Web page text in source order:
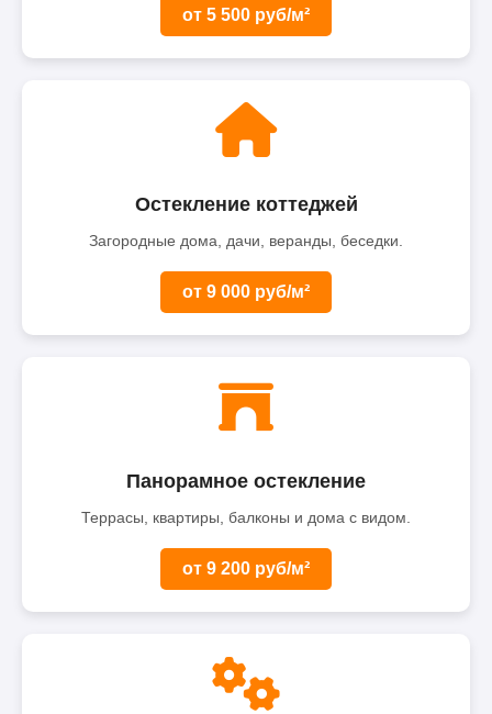
от 5 500 руб/м²
Остекление коттеджей
Загородные дома, дачи, веранды, беседки.
от 9 000 руб/м²
Панорамное остекление
Террасы, квартиры, балконы и дома с видом.
от 9 200 руб/м²